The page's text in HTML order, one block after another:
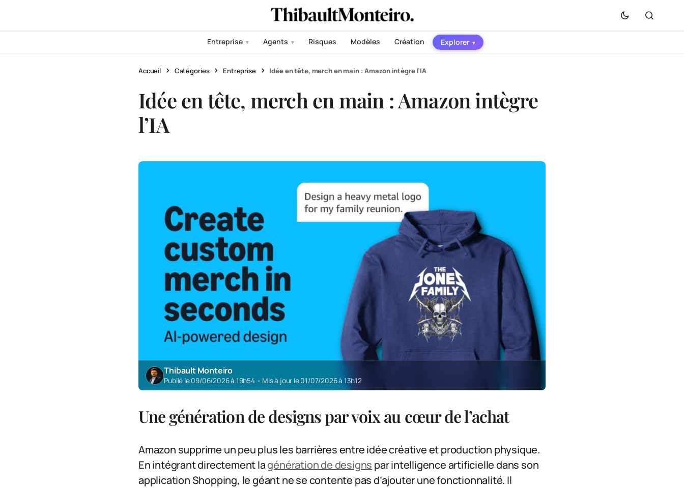
Entreprise ▾ Agents ▾ Risques Modèles Création Explorer ▾
Accueil Catégories Entreprise Idée en tête, merch en main : Amazon intègre l’IA
Idée en tête, merch en main : Amazon intègre
l’IA
Thibault Monteiro
Publié le 09/06/2026 à 19h54 • Mis à jour le 01/07/2026 à 13h12
Une génération de designs par voix au cœur de l’achat
Amazon supprime un peu plus les barrières entre idée créative et production physique.
En intégrant directement lagénération de designs par intelligence artificielle dans son
application Shopping, le géant ne se contente pas d’ajouter une fonctionnalité. Il